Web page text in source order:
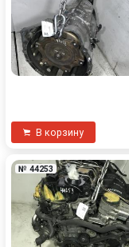
В корзину
№ 44253